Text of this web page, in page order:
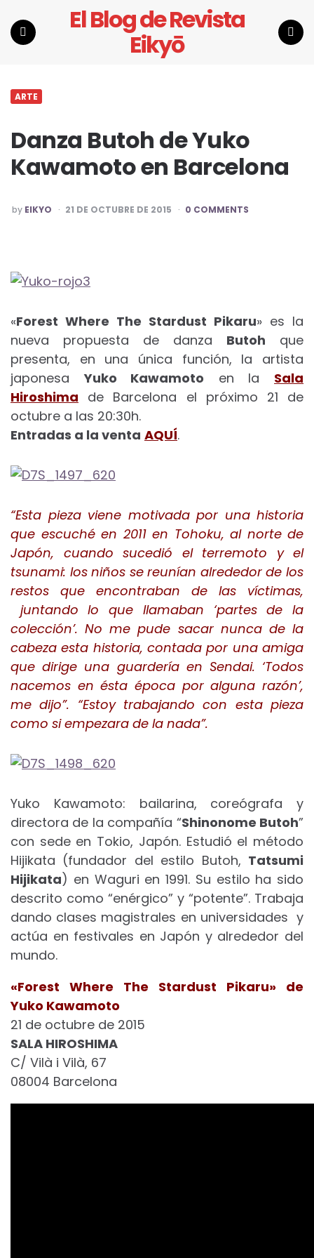
El Blog de Revista
Eikyō
ARTE
Danza Butoh de Yuko
Kawamoto en Barcelona
POSTED
BY
by EIKYO 21 DE OCTUBRE DE 2015 0 COMMENTS
«Forest Where The Stardust Pikaru» es la
nueva propuesta de danza Butoh que
presenta, en una única función, la artista
japonesaYuko Kawamoto en la Sala
Hiroshima de Barcelona el próximo 21 de
octubre a las 20:30h.
Entradas a la venta AQUÍ.
“Esta pieza viene motivada por una historia
que escuché en 2011 en Tohoku, al norte de
Japón, cuando sucedió el terremoto y el
tsunami: los niños se reunían alrededor de los
restos que encontraban de las víctimas,
juntando lo que llamaban ‘partes de la
colección’.No me pude sacar nunca de la
cabeza esta historia, contada por una amiga
que dirige una guardería en Sendai. ‘Todos
nacemos en ésta época por alguna razón’,
me dijo”. “Estoy trabajando con esta pieza
como si empezara de la nada”.
Yuko Kawamoto: bailarina, coreógrafa y
directora de la compañía “Shinonome Butoh”
con sede en Tokio, Japón. Estudió el método
Hijikata (fundador del estilo Butoh, Tatsumi
Hijikata) en Waguri en 1991. Su estilo ha sido
descrito como “enérgico” y “potente”. Trabaja
dando clases magistrales en universidades y
actúa en festivales en Japón y alrededor del
mundo.
«Forest Where The Stardust Pikaru» de
Yuko Kawamoto
21 de octubre de 2015
SALA HIROSHIMA
C/ Vilà i Vilà, 67
08004 Barcelona